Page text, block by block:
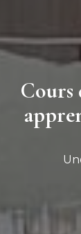
Cours